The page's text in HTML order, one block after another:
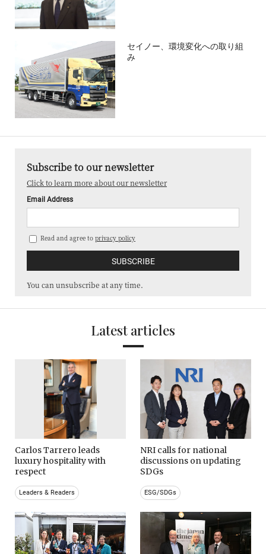
セイノー、環境変化への取り組
み
Subscribe to our newsletter
Click to learn more about our newsletter
Email Address
Read and agree to privacy policy
You can unsubscribe at any time.
Latest articles
Carlos Tarrero leads
luxury hospitality with
respect
Leaders & Readers
NRI calls for national
discussions on updating
SDGs
ESG/SDGs